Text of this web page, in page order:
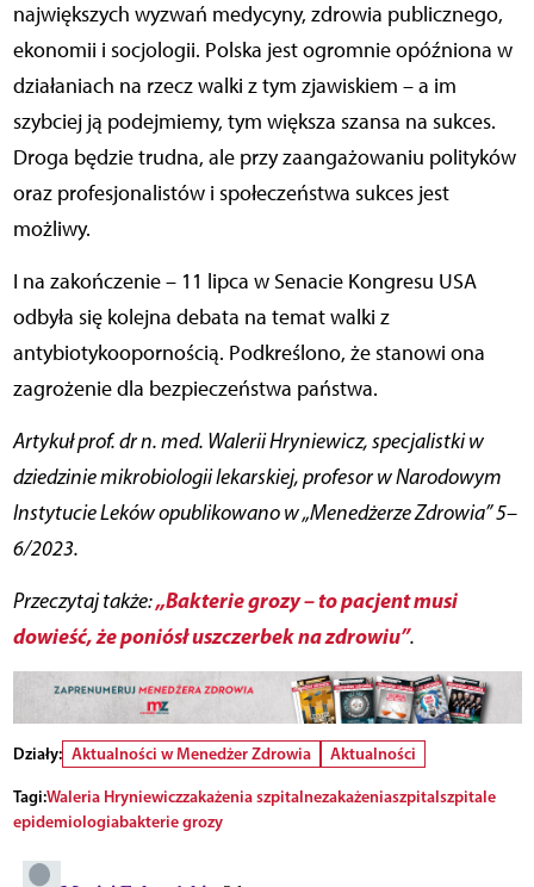
największych wyzwań medycyny, zdrowia publicznego,
ekonomii i socjologii. Polska jest ogromnie opóźniona w
działaniach na rzecz walki z tym zjawiskiem – a im
szybciej ją podejmiemy, tym większa szansa na sukces.
Droga będzie trudna, ale przy zaangażowaniu polityków
oraz profesjonalistów i społeczeństwa sukces jest
możliwy.
I na zakończenie – 11 lipca w Senacie Kongresu USA
odbyła się kolejna debata na temat walki z
antybiotykoopornością. Podkreślono, że stanowi ona
zagrożenie dla bezpieczeństwa państwa.
Artykuł prof. dr n. med. Walerii Hryniewicz, specjalistki w
dziedzinie mikrobiologii lekarskiej, profesor w Narodowym
Instytucie Leków opublikowano w „Menedżerze Zdrowia” 5–
6/2023.
Przeczytaj także:„Bakterie grozy – to pacjent musi
dowieść, że poniósł uszczerbek na zdrowiu”.
Działy: Aktualności w Menedżer Zdrowia
Aktualności
Tagi:Waleria Hryniewiczzakażenia szpitalnezakażeniaszpitalszpitale
epidemiologiabakterie grozy